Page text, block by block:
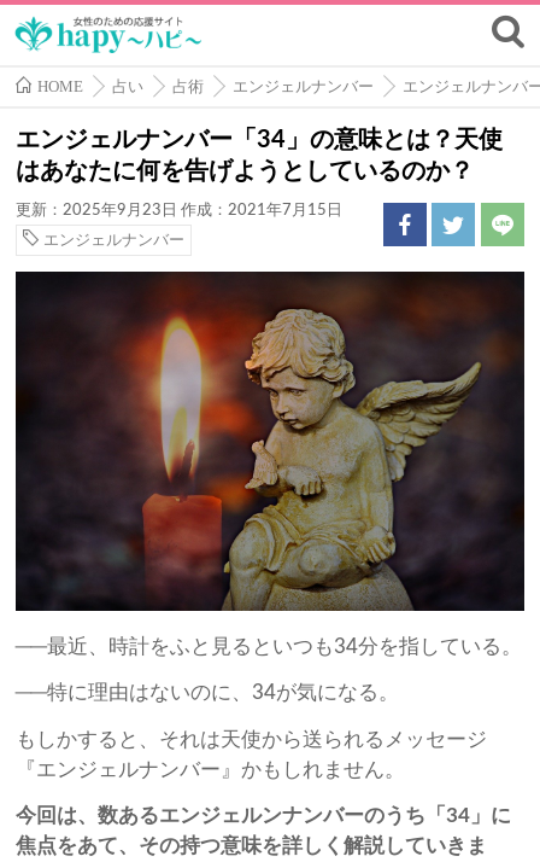
HOME 占い 占術 エンジェルナンバー エンジェルナンバ
エンジェルナンバー「34」の意味とは？天使
はあなたに何を告げようとしているのか？
更新：2025年9月23日 作成：2021年7月15日
エンジェルナンバー
──最近、時計をふと見るといつも34分を指している。
──特に理由はないのに、34が気になる。
もしかすると、それは天使から送られるメッセージ
『エンジェルナンバー』かもしれません。
今回は、数あるエンジェルンナンバーのうち「34」に
焦点をあて、その持つ意味を詳しく解説していきま